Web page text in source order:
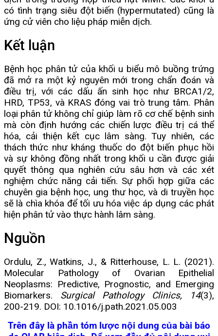
có tình trạng siêu đột biến (hypermutated) cũng là
ứng cử viên cho liệu pháp miễn dịch.
Kết luận
Bệnh học phân tử của khối u biểu mô buồng trứng
đã mở ra một kỷ nguyên mới trong chẩn đoán và
điều trị, với các dấu ấn sinh học như BRCA1/2,
HRD, TP53, và KRAS đóng vai trò trung tâm. Phân
loại phân tử không chỉ giúp làm rõ cơ chế bệnh sinh
mà còn định hướng các chiến lược điều trị cá thể
hóa, cải thiện kết cục lâm sàng. Tuy nhiên, các
thách thức như kháng thuốc do đột biến phục hồi
và sự không đồng nhất trong khối u cần được giải
quyết thông qua nghiên cứu sâu hơn và các xét
nghiệm chức năng cải tiến. Sự phối hợp giữa các
chuyên gia bệnh học, ung thư học, và di truyền học
sẽ là chìa khóa để tối ưu hóa việc áp dụng các phát
hiện phân tử vào thực hành lâm sàng.
Nguồn
Ordulu, Z., Watkins, J., & Ritterhouse, L. L. (2021).
Molecular Pathology of Ovarian Epithelial
Neoplasms: Predictive, Prognostic, and Emerging
Biomarkers. Surgical Pathology Clinics, 14(3),
200-219. DOI: 10.1016/j.path.2021.05.003
Trên đây là phần tóm lược nội dung của bài báo